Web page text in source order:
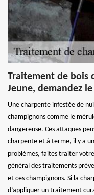
Traitement de bois
Jeune, demandez
Une charpente infestée de
champignons comme le
dangereuse. Ces attaques
charpente et à terme, il y a
problèmes, faites traiter
général des traitements
et ces champignons. Si la
d’appliquer un traitement